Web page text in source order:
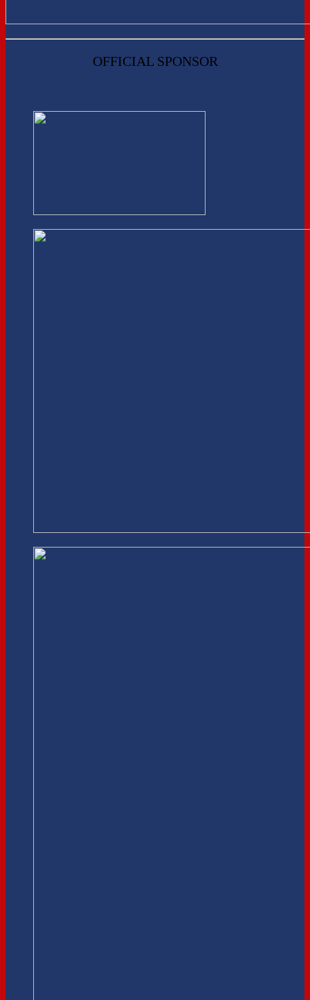
OFFICIAL SPONSOR